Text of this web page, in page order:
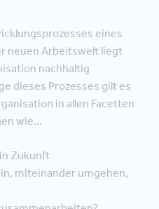
eines
neuen Arbeitswelt liegt
nachhaltig
dieses Prozesses gilt es
in allen Facetten
wie...
Zukunft
miteinander umgehen,